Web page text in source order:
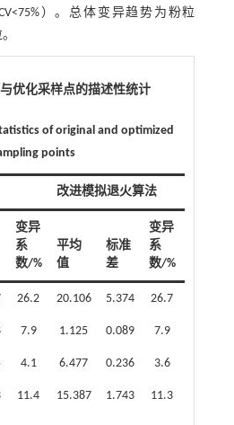
）。总体变异趋势为粉粒
优化采样点的描述性统计
of original and optimized
points
改进模拟退火算法
变异
系
数/%
平均
值
标准
差
变异
系
数/%
26.2 20.106 5.374 26.7
7.9 1.125 0.089 7.9
4.1 6.477 0.236 3.6
11.4 15.387 1.743 11.3